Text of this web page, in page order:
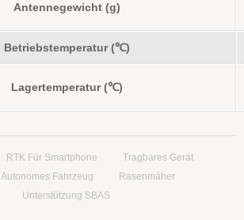
Antennegewicht (g)
Betriebstemperatur (℃)
Lagertemperatur (℃)
RTK Für Smartphone
Tragbares Gerät
Autonomes Fahrzeug
Rasenmäher
Unterstützung SBAS